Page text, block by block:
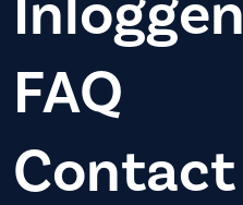
FAQ
Contact